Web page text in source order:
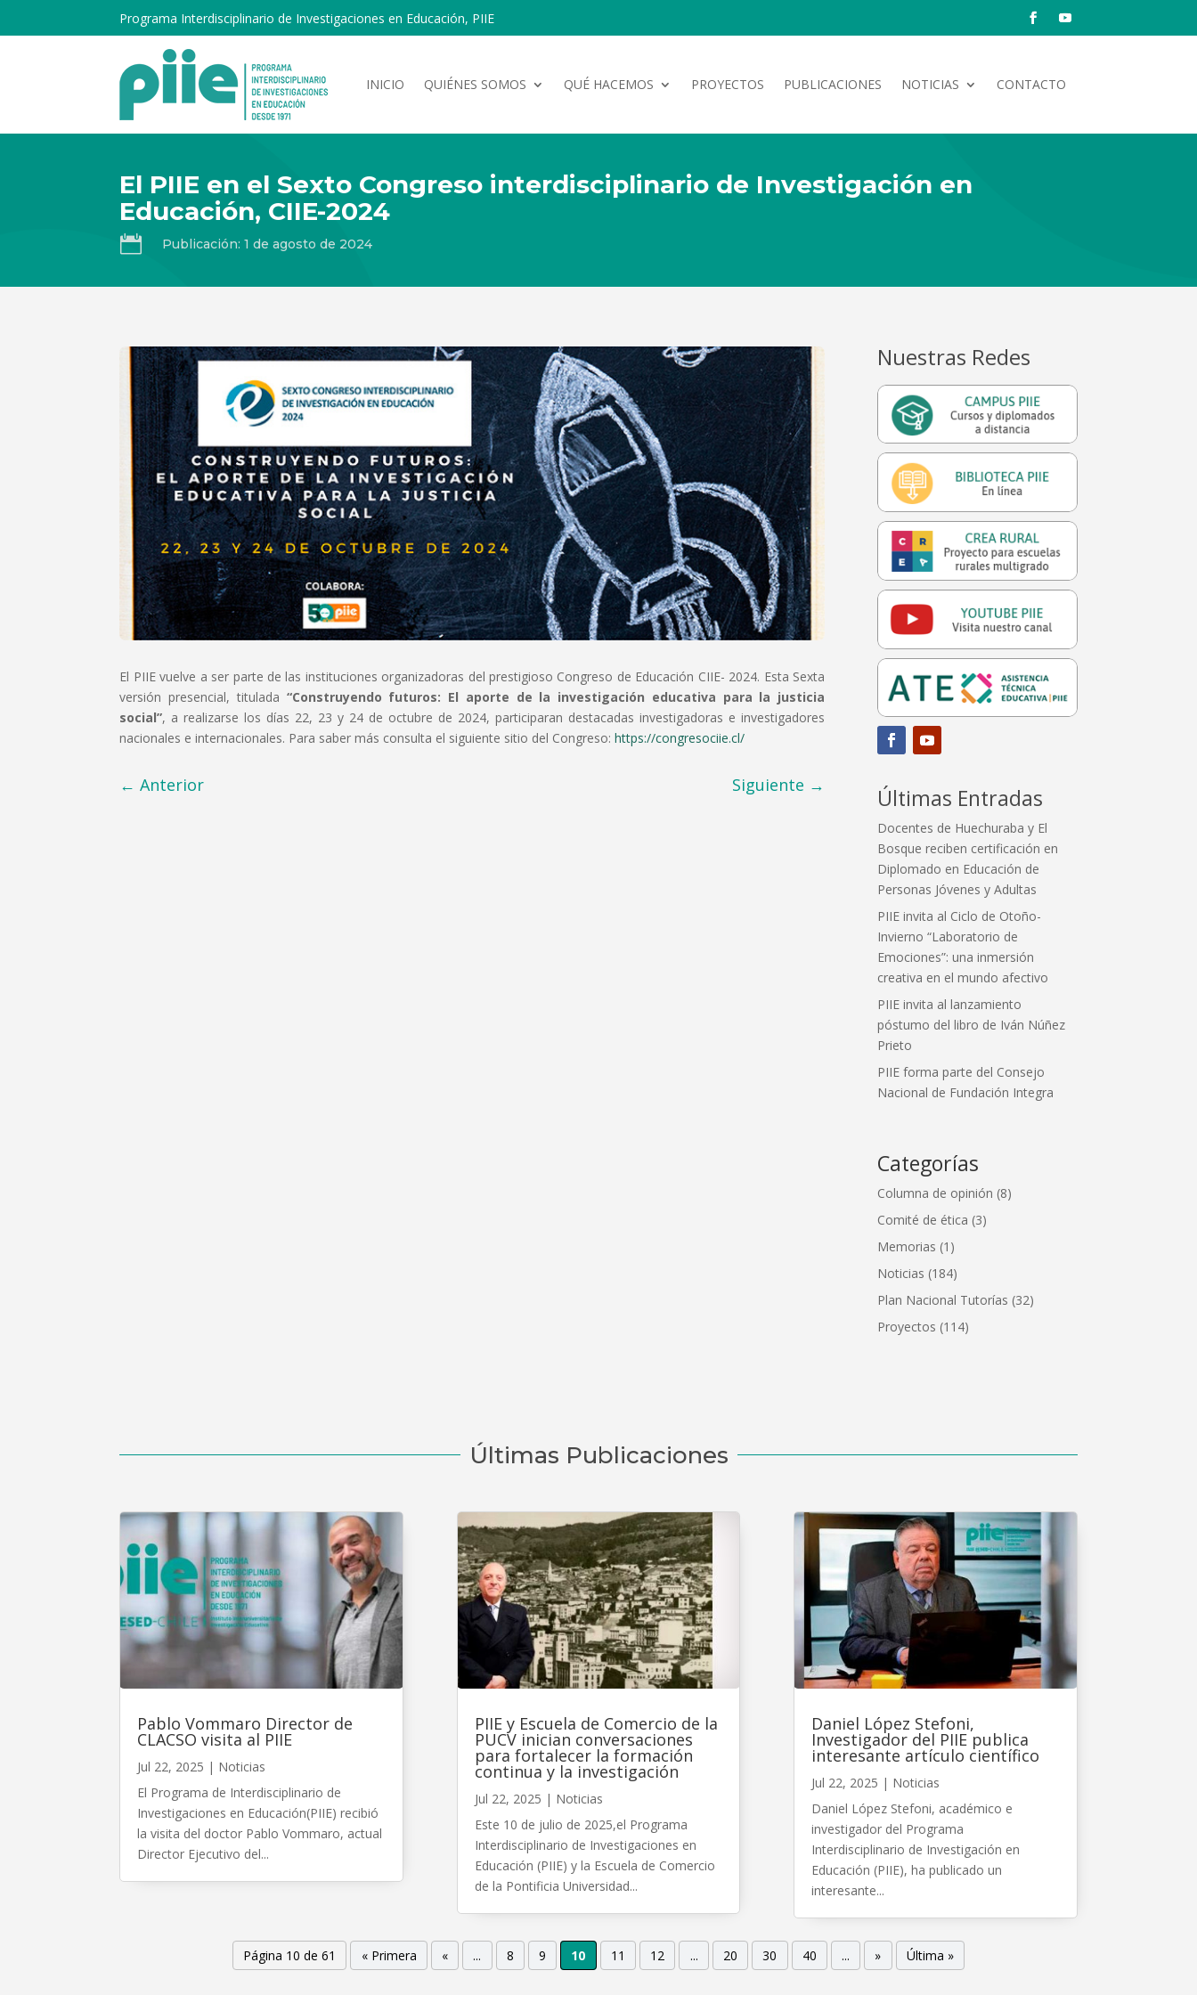
Programa Interdisciplinario de Investigaciones en Educación, PIIE
INICIO QUIÉNES SOMOS QUÉ HACEMOS PROYECTOS PUBLICACIONES NOTICIAS CONTACTO
El PIIE en el Sexto Congreso interdisciplinario de Investigación en
Educación, CIIE-2024
 Publicación: 1 de agosto de 2024
El PIIE vuelve a ser parte de las instituciones organizadoras del prestigioso Congreso de Educación CIIE- 2024. Esta Sexta
versión presencial, titulada “Construyendo futuros: El aporte de la investigación educativa para la justicia
social”, a realizarse los días 22, 23 y 24 de octubre de 2024, participaran destacadas investigadoras e investigadores
nacionales e internacionales. Para saber más consulta el siguiente sitio del Congreso:https://congresociie.cl/
←Anterior Siguiente →
Nuestras Redes
Últimas Entradas
Docentes de Huechuraba y El
Bosque reciben certificación en
Diplomado en Educación de
Personas Jóvenes y Adultas
PIIE invita al Ciclo de Otoño-
Invierno “Laboratorio de
Emociones”: una inmersión
creativa en el mundo afectivo
PIIE invita al lanzamiento
póstumo del libro de Iván Núñez
Prieto
PIIE forma parte del Consejo
Nacional de Fundación Integra
Categorías
Columna de opinión (8)
Comité de ética (3)
Memorias (1)
Noticias (184)
Plan Nacional Tutorías (32)
Proyectos (114)
Últimas Publicaciones
Pablo Vommaro Director de
CLACSO visita al PIIE
Jul 22, 2025 | Noticias
El Programa de Interdisciplinario de
Investigaciones en Educación(PIIE) recibió
la visita del doctor Pablo Vommaro, actual
Director Ejecutivo del...
PIIE y Escuela de Comercio de la
PUCV inician conversaciones
para fortalecer la formación
continua y la investigación
Jul 22, 2025 | Noticias
Este 10 de julio de 2025,el Programa
Interdisciplinario de Investigaciones en
Educación (PIIE) y la Escuela de Comercio
de la Pontificia Universidad...
Daniel López Stefoni,
Investigador del PIIE publica
interesante artículo científico
Jul 22, 2025 | Noticias
Daniel López Stefoni, académico e
investigador del Programa
Interdisciplinario de Investigación en
Educación (PIIE), ha publicado un
interesante...
Página 10 de 61 « Primera « ... 8 9 10 11 12 ... 20 30 40 ... » Última »